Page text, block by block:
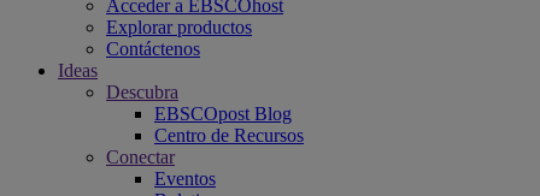
Acceder a EBSCOhost
Explorar productos
Contáctenos
Ideas
Descubra
EBSCOpost Blog
Centro de Recursos
Conectar
Eventos